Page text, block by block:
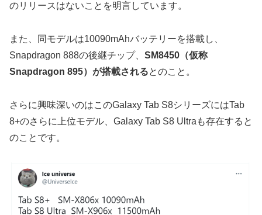
のリリースはないことを明言しています。
また、同モデルは10090mAhバッテリーを搭載し、
Snapdragon 888の後継チップ、 SM8450（仮称
Snapdragon 895）が搭載されるとのこと。
さらに興味深いのはこのGalaxy Tab S8シリーズにはTab
8+のさらに上位モデル、Galaxy Tab S8 Ultraも存在すると
のことです。